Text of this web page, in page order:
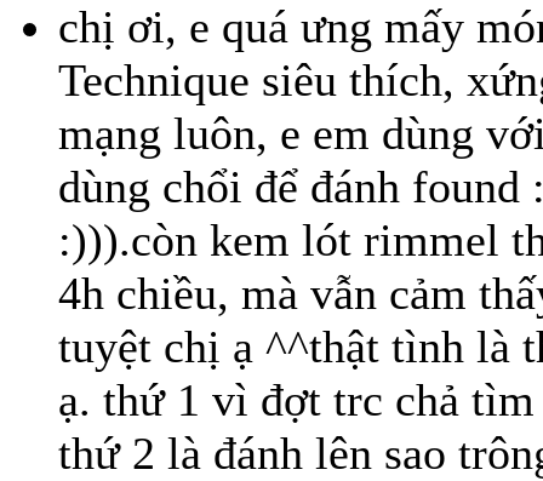
chị ơi, e quá ưng mấy
Technique siêu thích,
mạng luôn, e em dùng
dùng chổi để đánh
:))).còn kem lót rimmel
4h chiều, mà vẫn cảm
tuyệt chị ạ ^^thật tình là
ạ. thứ 1 vì đợt trc chả
thứ 2 là đánh lên sao